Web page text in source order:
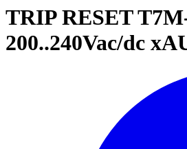
TRIP RESET
200..240Vac/dc